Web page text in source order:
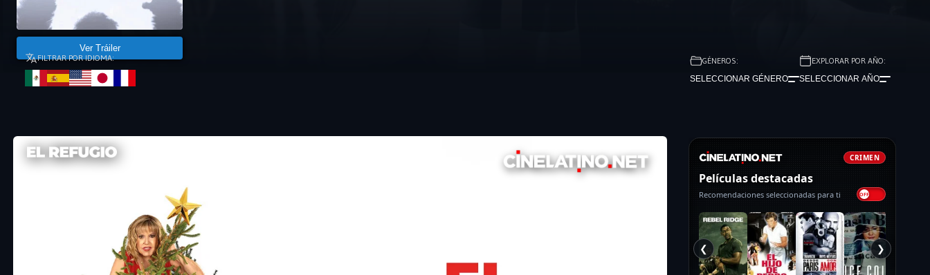
Ver Tráiler
FILTRAR POR IDIOMA: GÉNEROS:
SELECCIONAR GÉNERO
EXPLORAR POR AÑO:
SELECCIONAR AÑO
CRIMEN
Películas destacadas
Recomendaciones seleccionadas para ti
❮ ❯